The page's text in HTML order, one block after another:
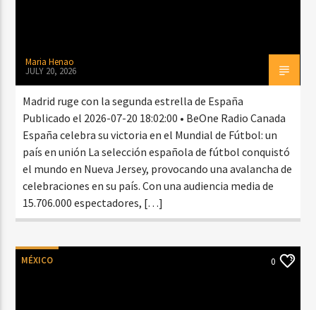
Maria Henao
JULY 20, 2026
Madrid ruge con la segunda estrella de España
Publicado el 2026-07-20 18:02:00 • BeOne Radio Canada
España celebra su victoria en el Mundial de Fútbol: un
país en unión La selección española de fútbol conquistó
el mundo en Nueva Jersey, provocando una avalancha de
celebraciones en su país. Con una audiencia media de
15.706.000 espectadores, […]
MÉXICO 0